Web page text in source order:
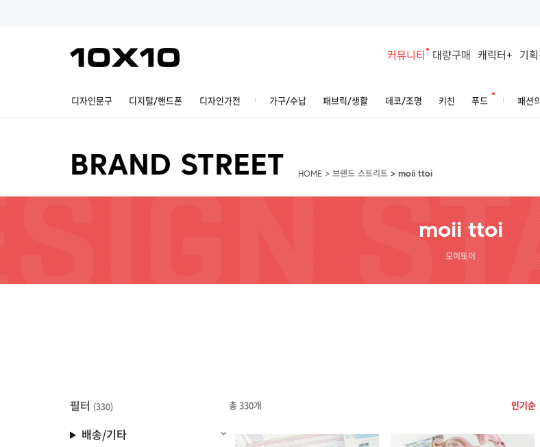
커뮤니티 대량구매 캐릭터+ 기획
디자인문구 디지털/핸드폰 디자인가전 가구/수납 패브릭/생활 데코/조명 키친 푸드 패션
BRAND STREET HOME > 브랜드 스트리트 > moii ttoi
moii ttoi
모이또이
필터 (330)
배송/기타
총 330개 인기순